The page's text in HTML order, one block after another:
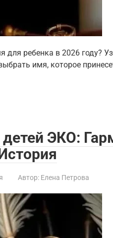
для ребенка в 2026 году?
имя, которое
ЭКО:
Автор: Елена Петрова